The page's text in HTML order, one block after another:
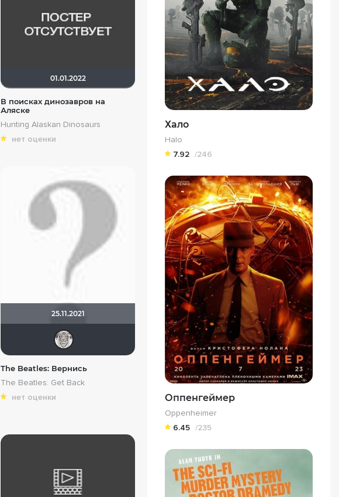
01.01.2022
В поисках динозавров на
Аляске
Hunting Alaskan Dinosaurs
нет оценки
25.11.2021
The Beatles: Вернись
The Beatles: Get Back
нет оценки
Хало
Halo
7.92 /246
Оппенгеймер
Oppenheimer
6.45 /235